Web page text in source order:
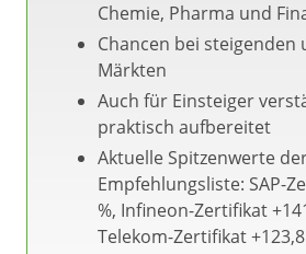
Chemie, Pharma und
Chancen bei steigenden
Märkten
Auch für Einsteiger
praktisch aufbereitet
Aktuelle Spitzenwerte
Empfehlungsliste: SAP-
%, Infineon-Zertifikat
Telekom-Zertifikat